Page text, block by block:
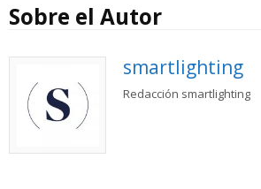
Sobre el Autor
smartlighting
Redacción smartlighting